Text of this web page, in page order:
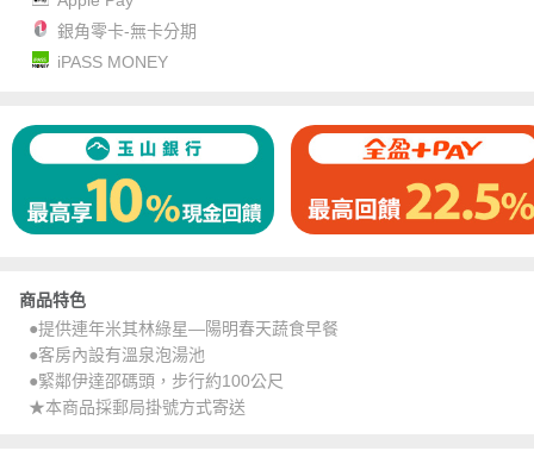
銀角零卡-無卡分期
iPASS MONEY
商品特色
●提供連年米其林綠星—陽明春天蔬食早餐
●客房內設有溫泉泡湯池
●緊鄰伊達邵碼頭，步行約100公尺
★本商品採郵局掛號方式寄送